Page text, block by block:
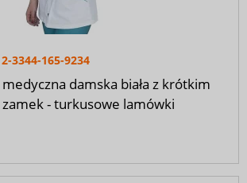
2-3344-165-9234
damska biała z krótkim
- turkusowe lamówki